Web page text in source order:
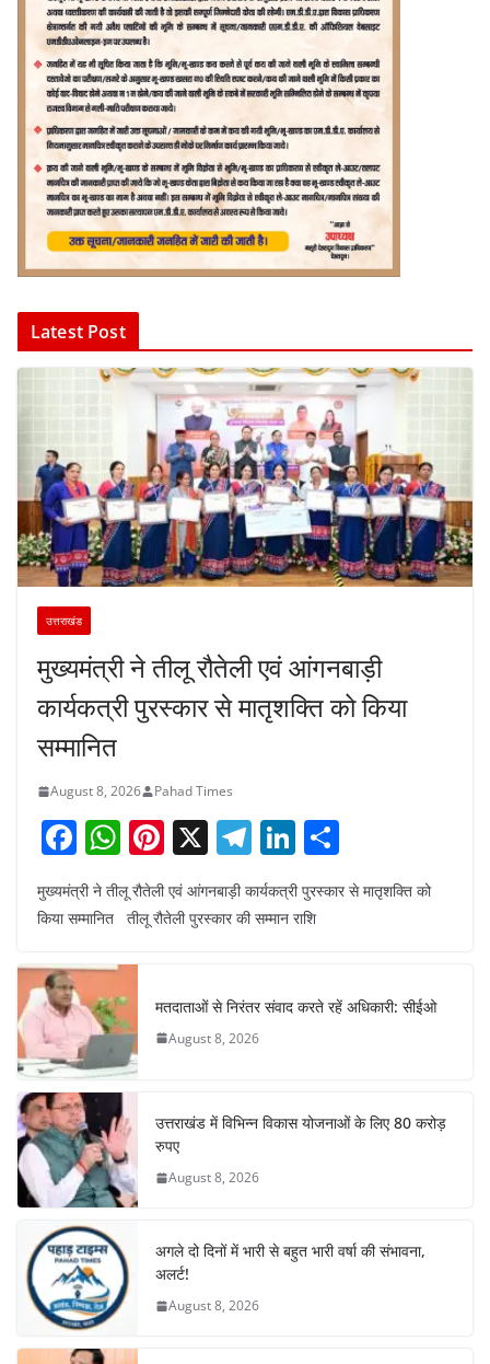
Latest Post
उत्तराखंड
मुख्यमंत्री ने तीलू रौतेली एवं आंगनबाड़ी
कार्यकत्री पुरस्कार से मातृशक्ति को किया
सम्मानित
August 8, 2026 Pahad Times
F
a
c
b
o
o
k
W
h
at
A
p
p
Pi
nt
er
X T
el
e
m
Li
n
k
n
h
ar
मुख्यमंत्री ने तीलू रौतेली एवं आंगनबाड़ी कार्यकत्री पुरस्कार से मातृशक्ति को
किया सम्मानित तीलू रौतेली पुरस्कार की सम्मान राशि
मतदाताओं से निरंतर संवाद करते रहें अधिकारी: सीईओ
August 8, 2026
उत्तराखंड में विभिन्न विकास योजनाओं के लिए 80 करोड़
रुपए
August 8, 2026
अगले दो दिनों में भारी से बहुत भारी वर्षा की संभावना,
अलर्ट!
August 8, 2026